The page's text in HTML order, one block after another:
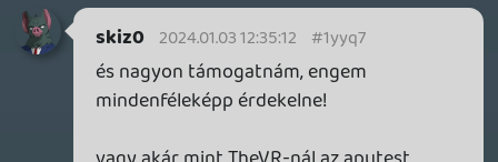
4 egyszer tőlük a jövőben, meg a DS2
remake is
TheReturnOfDVM
2024.01.02 09:52:41
TheReturnOfDVM 2024.01.02 09:52:41